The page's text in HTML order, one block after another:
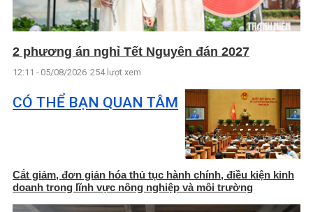
2 phương án nghỉ Tết Nguyên đán 2027
12:11 - 05/08/2026 254 lượt xem
CÓ THỂ BẠN QUAN TÂM
Cắt giảm, đơn giản hóa thủ tục hành chính, điều kiện kinh
doanh trong lĩnh vực nông nghiệp và môi trường